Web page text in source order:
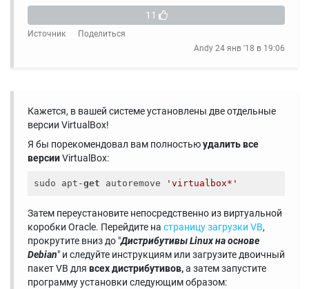
11
Источник
Поделиться
Andy 24 янв '18 в 19:06
Кажется, в вашей системе установлены две отдельные
версии VirtualBox!
Я бы порекомендовал вам полностьюудалить все
версииVirtualBox:
sudo apt-get autoremove 'virtualbox*'
Затем переустановите непосредственно из виртуальной
коробки Oracle. Перейдите на страницу загрузки VB,
прокрутите вниз до "Дистрибутивы Linux на основе
Debian" и следуйте инструкциям или загрузите двоичный
пакет VB для всех дистрибутивов,а затем запустите
программу установки следующим образом: